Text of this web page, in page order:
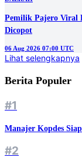
Pemilik Pajero Viral
Dicopot
06 Aug 2026 07:00 UTC
Lihat selengkapnya
Berita Populer
#1
Manajer Kopdes
#2